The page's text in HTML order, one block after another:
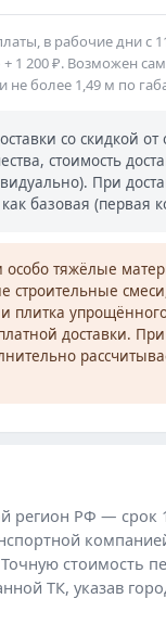
в рабочие дни с
1 200 ₽. Возможен
не более 1,49 м по
со скидкой
стоимость
При
базовая (первая
тяжёлые
строительные
плитка
доставки.
регион РФ — срок
стоимость
ТК, указав